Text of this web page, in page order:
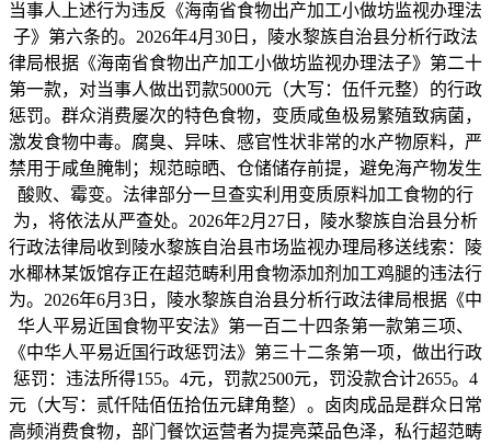
当事人上述行为违反《海南省食物出产加工小做坊监视办理法
子》第六条的。2026年4月30日，陵水黎族自治县分析行政法
律局根据《海南省食物出产加工小做坊监视办理法子》第二十
第一款，对当事人做出罚款5000元（大写：伍仟元整）的行政
惩罚。群众消费屡次的特色食物，变质咸鱼极易繁殖致病菌，
激发食物中毒。腐臭、异味、感官性状非常的水产物原料，严
禁用于咸鱼腌制；规范晾晒、仓储储存前提，避免海产物发生
酸败、霉变。法律部分一旦查实利用变质原料加工食物的行
为，将依法从严查处。2026年2月27日，陵水黎族自治县分析
行政法律局收到陵水黎族自治县市场监视办理局移送线索：陵
水椰林某饭馆存正在超范畴利用食物添加剂加工鸡腿的违法行
为。2026年6月3日，陵水黎族自治县分析行政法律局根据《中
华人平易近国食物平安法》第一百二十四条第一款第三项、
《中华人平易近国行政惩罚法》第三十二条第一项，做出行政
惩罚：违法所得155。4元，罚款2500元，罚没款合计2655。4
元（大写：贰仟陆佰伍拾伍元肆角整）。卤肉成品是群众日常
高频消费食物，部门餐饮运营者为提亮菜品色泽，私行超范畴